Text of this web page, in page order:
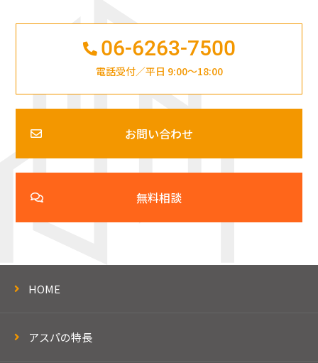
06-6263-7500
電話受付／平日 9:00～18:00
お問い合わせ
無料相談
HOME
アスパの特長